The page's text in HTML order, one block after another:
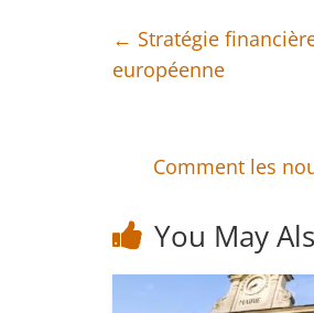
← Stratégie
européenne
Comment les
You May